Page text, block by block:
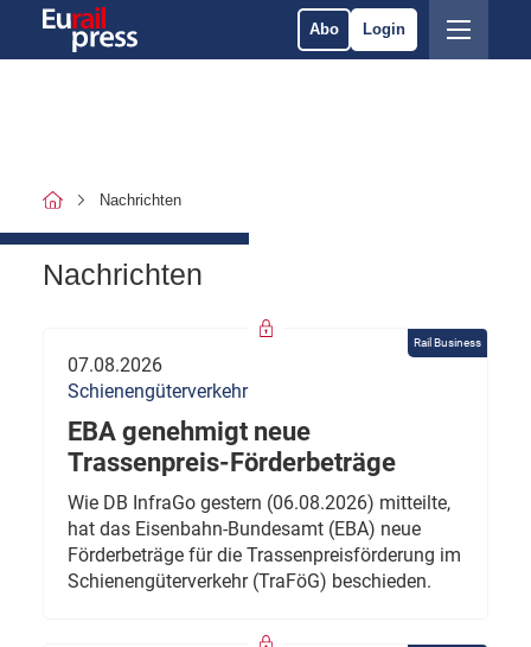
Abo Login
Nachrichten
Nachrichten
Rail Business
07.08.2026
Schienengüterverkehr
EBA genehmigt neue
Trassenpreis-Förderbeträge
Wie DB InfraGo gestern (06.08.2026) mitteilte,
hat das Eisenbahn-Bundesamt (EBA) neue
Förderbeträge für die Trassenpreisförderung im
Schienengüterverkehr (TraFöG) beschieden.